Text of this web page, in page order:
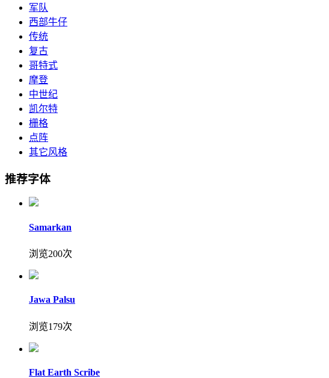
军队
西部牛仔
传统
复古
哥特式
摩登
中世纪
凯尔特
栅格
点阵
其它风格
推荐字体
Samarkan
浏览200次
Jawa Palsu
浏览179次
Flat Earth Scribe